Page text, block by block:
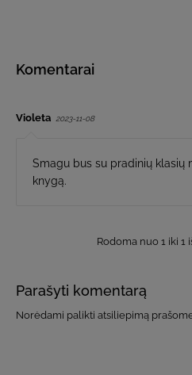
Komentarai
Violeta 2023-11-08
Smagu bus su pradinių klasių
knygą.
Rodoma nuo 1 iki 1
Parašyti komentarą
Norėdami palikti atsiliepimą